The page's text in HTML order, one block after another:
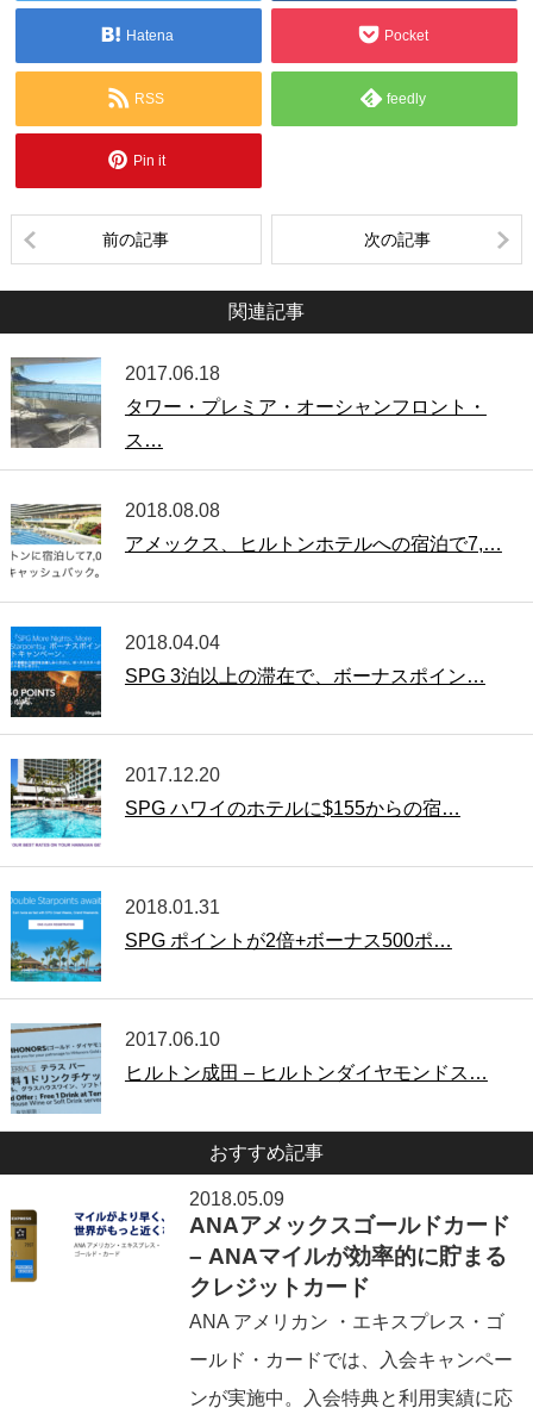
Hatena Pocket
RSS feedly
Pin it
前の記事 次の記事
関連記事
2017.06.18
タワー・プレミア・オーシャンフロント・
ス…
2018.08.08
アメックス、ヒルトンホテルへの宿泊で7,…
2018.04.04
SPG 3泊以上の滞在で、ボーナスポイン…
2017.12.20
SPG ハワイのホテルに$155からの宿…
2018.01.31
SPG ポイントが2倍+ボーナス500ポ…
2017.06.10
ヒルトン成田 – ヒルトンダイヤモンドス…
おすすめ記事
2018.05.09
ANAアメックスゴールドカード
– ANAマイルが効率的に貯まる
クレジットカード
ANA アメリカン ・エキスプレス・ゴ
ールド・カードでは、入会キャンペー
ンが実施中。入会特典と利用実績に応